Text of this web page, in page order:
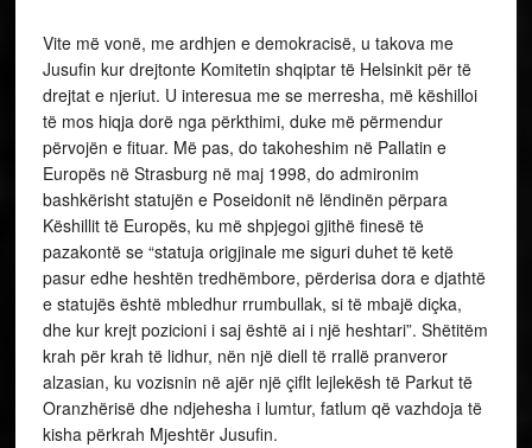
Vite më vonë, me ardhjen e demokracisë, u takova me
Jusufin kur drejtonte Komitetin shqiptar të Helsinkit për të
drejtat e njeriut. U interesua me se merresha, më këshilloi
të mos hiqja dorë nga përkthimi, duke më përmendur
përvojën e fituar. Më pas, do takoheshim në Pallatin e
Europës në Strasburg në maj 1998, do admironim
bashkërisht statujën e Poseidonit në lëndinën përpara
Këshillit të Europës, ku më shpjegoi gjithë finesë të
pazakontë se “statuja origjinale me siguri duhet të ketë
pasur edhe heshtën tredhëmbore, përderisa dora e djathtë
e statujës është mbledhur rrumbullak, si të mbajë diçka,
dhe kur krejt pozicioni i saj është ai i një heshtari”. Shëtitëm
krah për krah të lidhur, nën një diell të rrallë pranveror
alzasian, ku vozisnin në ajër një çiflt lejlekësh të Parkut të
Oranzhërisë dhe ndjehesha i lumtur, fatlum që vazhdoja të
kisha përkrah Mjeshtër Jusufin.